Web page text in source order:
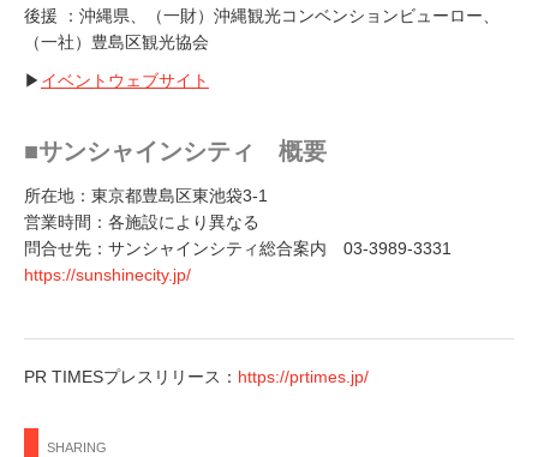
後援 ：沖縄県、（一財）沖縄観光コンベンションビューロー、
（一社）豊島区観光協会
▶ イベントウェブサイト
■サンシャインシティ 概要
所在地：東京都豊島区東池袋3-1
営業時間：各施設により異なる
問合せ先：サンシャインシティ総合案内 03-3989-3331
https://sunshinecity.jp/
PR TIMESプレスリリース： https://prtimes.jp/
SHARING